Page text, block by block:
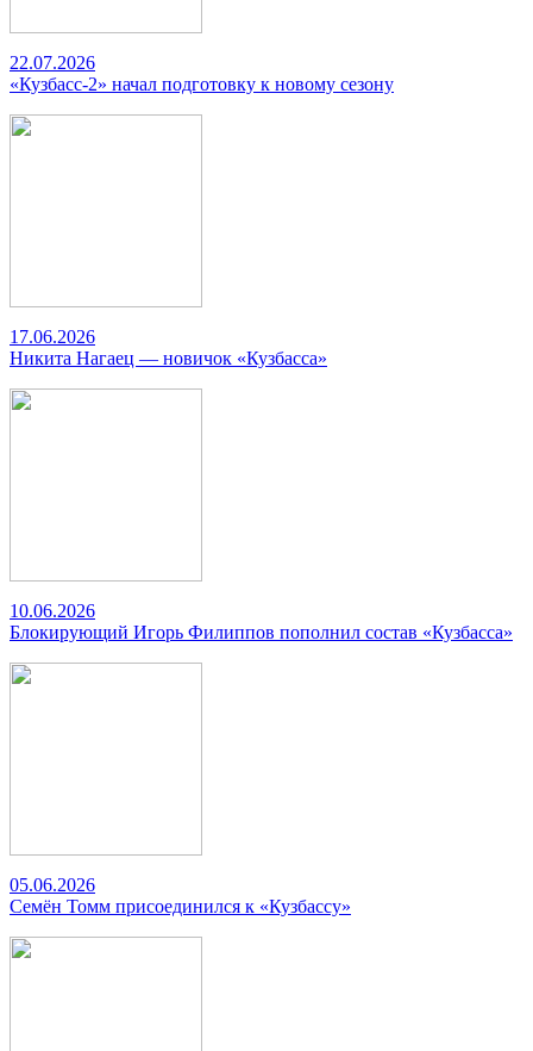
22.07.2026
«Кузбасс-2» начал подготовку к новому сезону
17.06.2026
Никита Нагаец — новичок «Кузбасса»
10.06.2026
Блокирующий Игорь Филиппов пополнил состав «Кузбасса»
05.06.2026
Семён Томм присоединился к «Кузбассу»